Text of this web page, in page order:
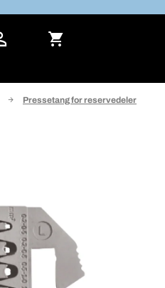
Pressetang for reservedeler